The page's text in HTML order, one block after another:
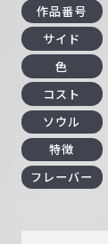
作品番号
サイド
色
コスト
ソウル
特徴
フレーバー